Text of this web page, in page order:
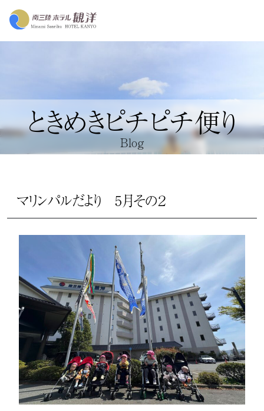
ときめきピチピチ便り
Blog
マリンパルだより 5月その２